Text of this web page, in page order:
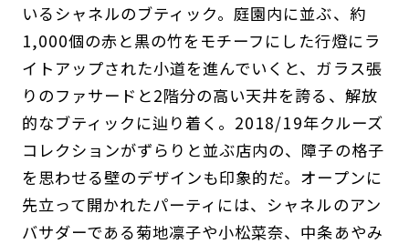
いるシャネルのブティック。庭園内に並ぶ、約
1,000個の赤と黒の竹をモチーフにした行燈にラ
イトアップされた小道を進んでいくと、ガラス張
りのファサードと2階分の高い天井を誇る、解放
的なブティックに辿り着く。2018/19年クルーズ
コレクションがずらりと並ぶ店内の、障子の格子
を思わせる壁のデザインも印象的だ。オープンに
先立って開かれたパーティには、シャネルのアン
バサダーである菊地凛子や小松菜奈、中条あやみ